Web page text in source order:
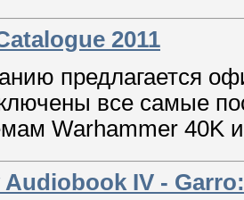
2011
предлагается
все самые
Warhammer 40K
Audiobook IV -